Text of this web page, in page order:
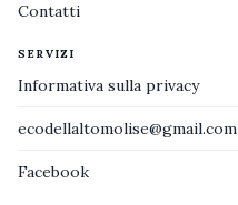
Contatti
SERVIZI
Informativa sulla privacy
ecodellaltomolise@gmail.com
Facebook